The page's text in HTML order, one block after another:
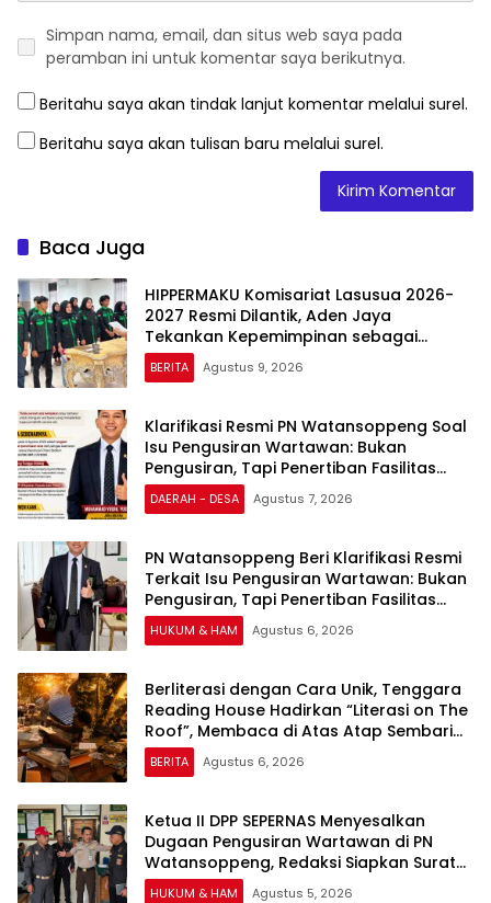
Simpan nama, email, dan situs web saya pada
peramban ini untuk komentar saya berikutnya.
Beritahu saya akan tindak lanjut komentar melalui surel.
Beritahu saya akan tulisan baru melalui surel.
Baca Juga
HIPPERMAKU Komisariat Lasusua 2026-
2027 Resmi Dilantik, Aden Jaya
Tekankan Kepemimpinan sebagai
Amanah
BERITA Agustus 9, 2026
Klarifikasi Resmi PN Watansoppeng Soal
Isu Pengusiran Wartawan: Bukan
Pengusiran, Tapi Penertiban Fasilitas
PTSP
DAERAH - DESA Agustus 7, 2026
PN Watansoppeng Beri Klarifikasi Resmi
Terkait Isu Pengusiran Wartawan: Bukan
Pengusiran, Tapi Penertiban Fasilitas
PTSP
HUKUM & HAM Agustus 6, 2026
Berliterasi dengan Cara Unik, Tenggara
Reading House Hadirkan “Literasi on The
Roof”, Membaca di Atas Atap Sembari
Menikmati Senja
BERITA Agustus 6, 2026
Ketua II DPP SEPERNAS Menyesalkan
Dugaan Pengusiran Wartawan di PN
Watansoppeng, Redaksi Siapkan Surat
Konfirmasi
HUKUM & HAM Agustus 5, 2026